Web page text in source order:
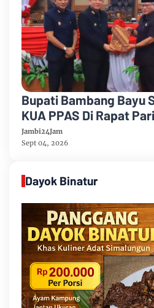
Bupati Bambang Bayu
KUA PPAS Di Rapat
Muarojambi
Jambi24Jam
Sept 04, 2026
Dayok Binatur